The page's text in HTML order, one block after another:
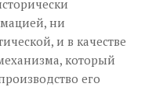
ни
и в качестве
который
его